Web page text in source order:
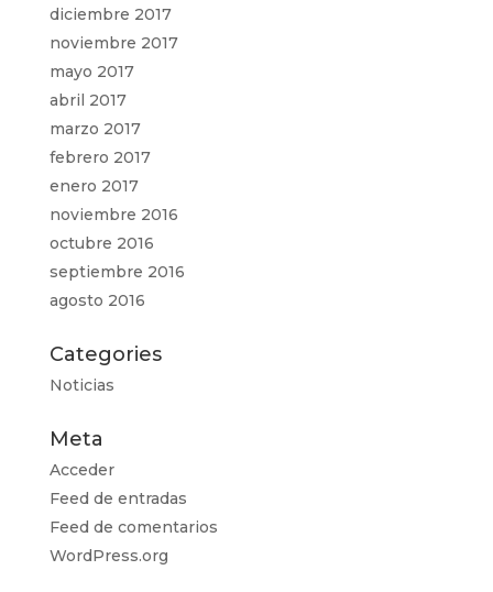
diciembre 2017
noviembre 2017
mayo 2017
abril 2017
marzo 2017
febrero 2017
enero 2017
noviembre 2016
octubre 2016
septiembre 2016
agosto 2016
Categories
Noticias
Meta
Acceder
Feed de entradas
Feed de comentarios
WordPress.org